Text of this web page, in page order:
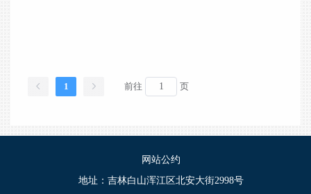
1 前往 页
网站公约
地址：吉林白山浑江区北安大街2998号